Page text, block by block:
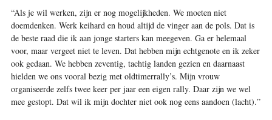
“Als je wil werken, zijn er nog mogelijkheden. We moeten niet
doemdenken. Werk keihard en houd altijd de vinger aan de pols. Dat is
de beste raad die ik aan jonge starters kan meegeven. Ga er helemaal
voor, maar vergeet niet te leven. Dat hebben mijn echtgenote en ik zeker
ook gedaan. We hebben zeventig, tachtig landen gezien en daarnaast
hielden we ons vooral bezig met oldtimerrally’s. Mijn vrouw
organiseerde zelfs twee keer per jaar een eigen rally. Daar zijn we wel
mee gestopt. Dat wil ik mijn dochter niet ook nog eens aandoen (lacht).”